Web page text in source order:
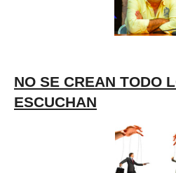
NO SE CREAN TODO
ESCUCHAN